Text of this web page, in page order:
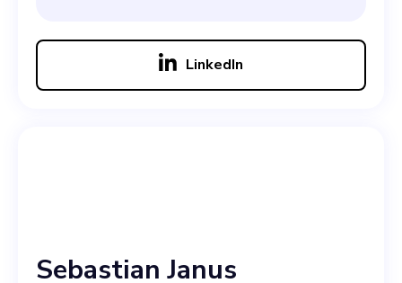
LinkedIn
Sebastian Janus